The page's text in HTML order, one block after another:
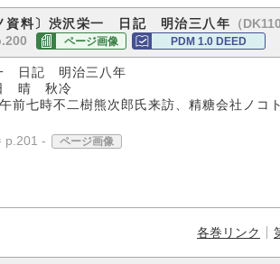
資料〕渋沢栄一 日記 明治三八年 （
ページ画像 PDM 1.0 DEED
日記 明治三八年
晴 秋冷
前七時不二樹熊次郎氏来訪、精糖会社ノコ
p.201 - ページ画像
各巻リンク